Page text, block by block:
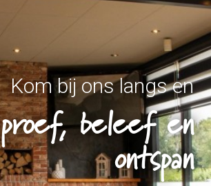
Kom bij ons langs en
proef, beleef en
ontspan